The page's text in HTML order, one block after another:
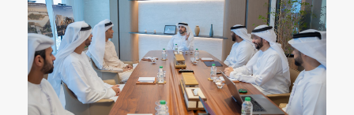
قادة
الاستدامة”
بالشراكة
مع
مجلس
دبي
للشباب